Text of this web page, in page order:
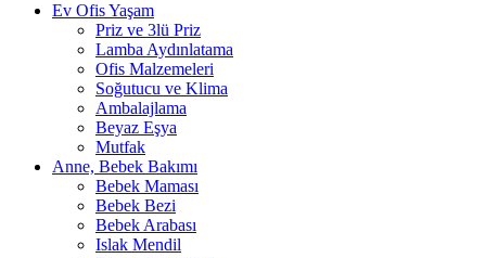
Ev Ofis Yaşam
Priz ve 3lü Priz
Lamba Aydınlatama
Ofis Malzemeleri
Soğutucu ve Klima
Ambalajlama
Beyaz Eşya
Mutfak
Anne, Bebek Bakımı
Bebek Maması
Bebek Bezi
Bebek Arabası
Islak Mendil